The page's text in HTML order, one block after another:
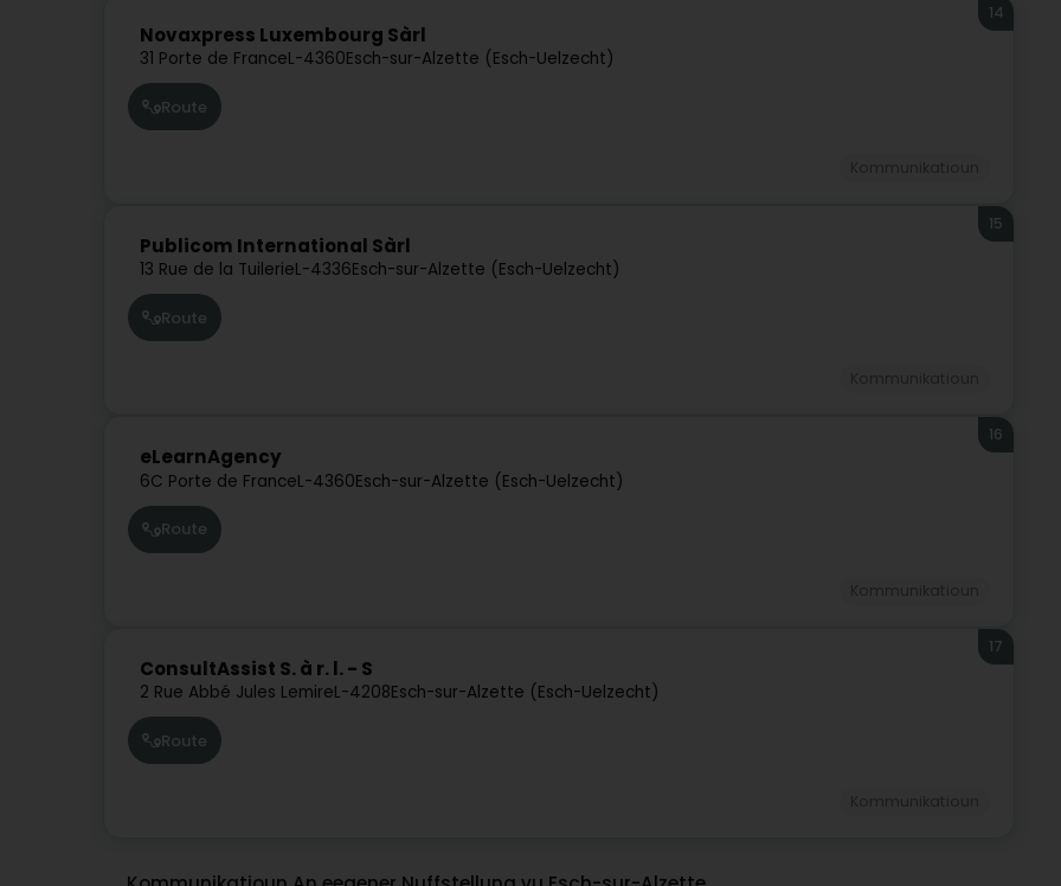
Novaxpress Luxembourg Sàrl
31 Porte de FranceL-4360Esch-sur-Alzette (Esch-Uelzecht)
14
Route
Publicom International Sàrl
13 Rue de la TuilerieL-4336Esch-sur-Alzette (Esch-Uelzecht)
15
Route
eLearnAgency
6C Porte de FranceL-4360Esch-sur-Alzette (Esch-Uelzecht)
16
Route
ConsultAssist S. à r. l. - S
2 Rue Abbé Jules LemireL-4208Esch-sur-Alzette (Esch-Uelzecht)
17
Route